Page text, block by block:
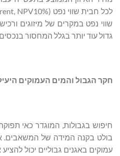
שווי נפט במקרים של מיזוגים
גדול עוד יותר בגלל המחסור
חקר הגבול והמים העמוקים
חיפוש בגבולות, המוגדר כאי
בולט בקנה המידה של המשאבים.
עמוקים באגנים גבוליים יכול